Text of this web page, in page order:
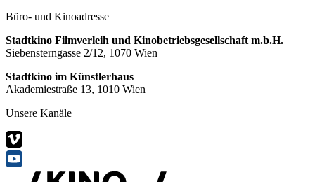
Büro- und Kinoadresse
Stadtkino Filmverleih und Kinobetriebsgesellschaft m.b.H.
Siebensterngasse 2/12, 1070 Wien
Stadtkino im Künstlerhaus
Akademiestraße 13, 1010 Wien
Unsere Kanäle